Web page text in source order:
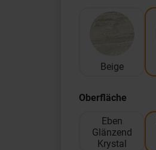
Beige
Oberfläche
Eben
Glänzend
Krystal